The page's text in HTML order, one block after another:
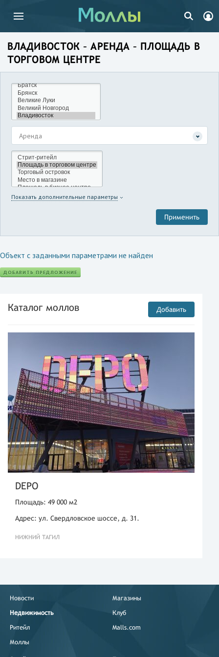
ВЛАДИВОСТОК – АРЕНДА – ПЛОЩАДЬ В
ТОРГОВОМ ЦЕНТРЕ
Аренда
Показать дополнительные параметры
Объект с заданными параметрами не найден
ДОБАВИТЬ ПРЕДЛОЖЕНИЕ
Каталог моллов Добавить
DEPO
Площадь: 49 000 м2
Адрес: ул. Свердловское шоссе, д. 31.
НИЖНИЙ ТАГИЛ
Новости
Недвижимость
Ритейл
Моллы
Магазины
Клуб
Malls.com